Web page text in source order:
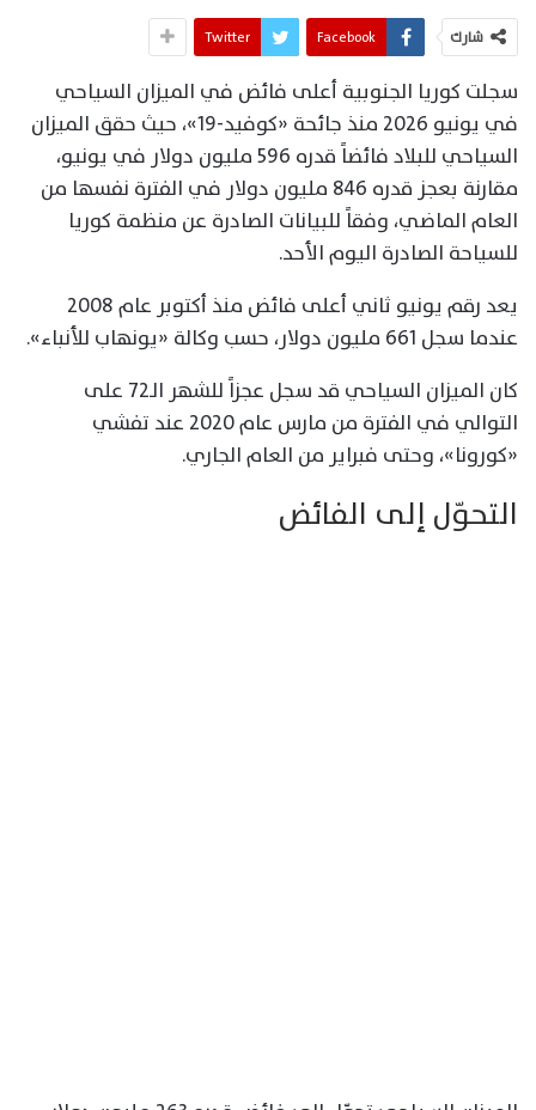
شارك Facebook
Twitter
سجلت كوريا الجنوبية أعلى فائض في الميزان السياحي
في يونيو 2026 منذ جائحة «كوفيد-19»، حيث حقق الميزان
السياحي للبلاد فائضاً قدره 596 مليون دولار في يونيو،
مقارنة بعجز قدره 846 مليون دولار في الفترة نفسها من
العام الماضي، وفقاً للبيانات الصادرة عن منظمة كوريا
للسياحة الصادرة اليوم الأحد.
يعد رقم يونيو ثاني أعلى فائض منذ أكتوبر عام 2008
عندما سجل 661 مليون دولار، حسب وكالة «يونهاب للأنباء».
كان الميزان السياحي قد سجل عجزاً للشهر الـ72 على
التوالي في الفترة من مارس عام 2020 عند تفشي
«كورونا»، وحتى فبراير من العام الجاري.
التحوّل إلى الفائض